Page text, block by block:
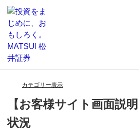
カテゴリー表示
【お客様サイト画面説
状況